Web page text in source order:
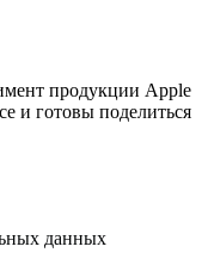
продукции Apple
и готовы поделиться
данных